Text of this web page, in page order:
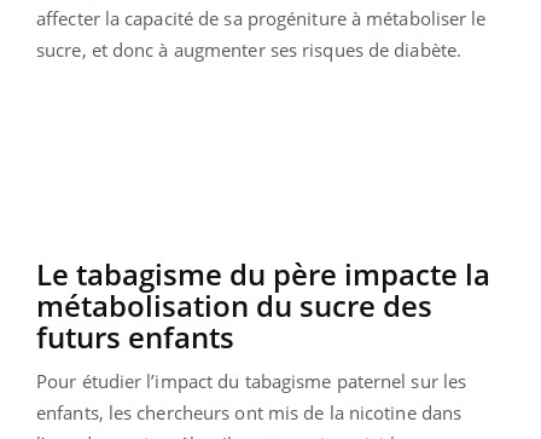
affecter la capacité de sa progéniture à métaboliser le
sucre, et donc à augmenter ses risques de diabète.
Le tabagisme du père impacte la
métabolisation du sucre des
futurs enfants
Pour étudier l’impact du tabagisme paternel sur les
enfants, les chercheurs ont mis de la nicotine dans